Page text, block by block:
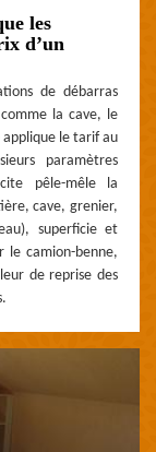
les
d’un
de débarras
la cave, le
le tarif au
paramètres
pêle-mêle la
cave, grenier,
superficie et
le camion-benne,
de reprise des